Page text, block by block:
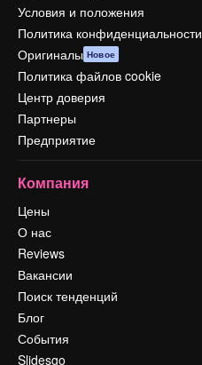
Условия и положения
Политика конфиденциальности
Оригиналы Новое
Политика файлов cookie
Центр доверия
Партнеры
Предприятие
Компания
Цены
О нас
Reviews
Вакансии
Поиск тенденций
Блог
События
Slidesgo